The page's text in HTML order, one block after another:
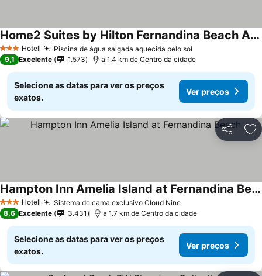
3 EstrelasHotel Piscina de água salgada aquecida pelo sol
Home2 Suites by Hilton Fernandina Beach Amelia Island
9,1 Excelente 1.573 a 1.4 km de Centro da cidade
Selecione as datas para ver os preços
exatos.
Ver preços
Partilhar
3 EstrelasHotel Sistema de cama exclusivo Cloud Nine
Hampton Inn Amelia Island at Fernandina Beach
8,6 Excelente 3.431 a 1.7 km de Centro da cidade
Selecione as datas para ver os preços
exatos.
Ver preços